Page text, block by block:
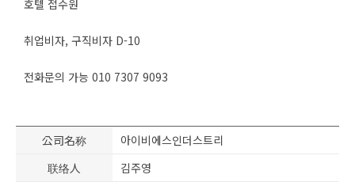
호텔 접수원
취업비자, 구직비자 D-10
전화문의 가능 010 7307 9093
公司名称
아이비에스인더스트리
联络人
김주영